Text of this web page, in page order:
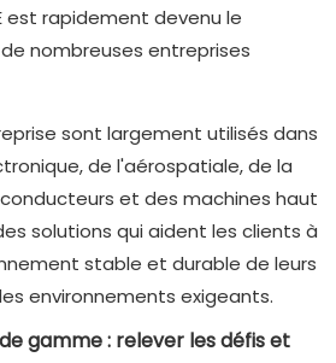
est rapidement devenu le
nombreuses entreprises
sont largement utilisés dans
de l'aérospatiale, de la
et des machines haut
solutions qui aident les clients à
stable et durable de leurs
environnements exigeants.
gamme : relever les défis et